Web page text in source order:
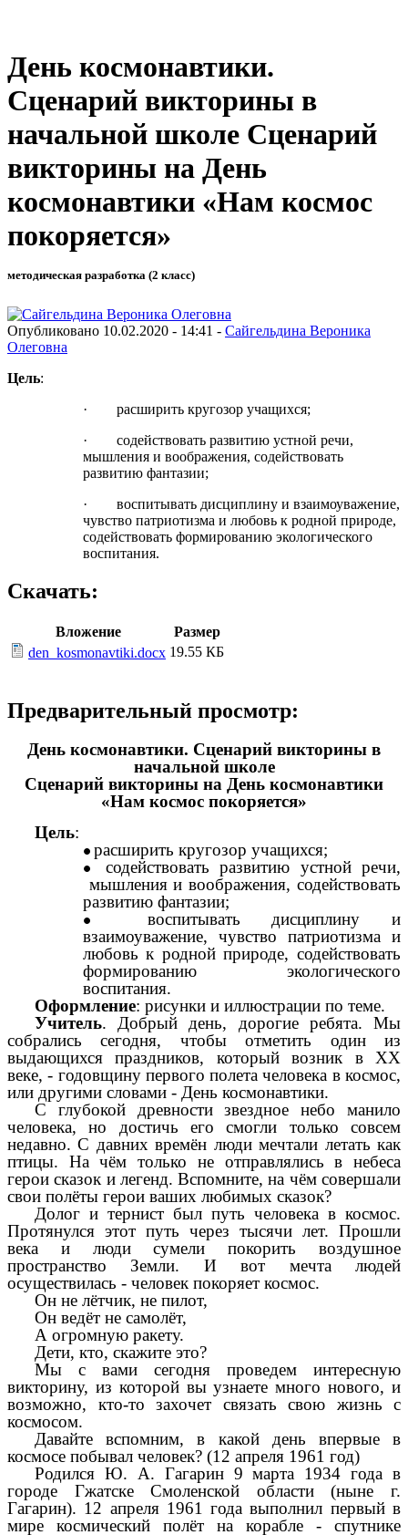
День космонавтики.
Сценарий викторины в
начальной школе Сценарий
викторины на День
космонавтики «Нам космос
покоряется»
методическая разработка (2 класс)
Опубликовано 10.02.2020 - 14:41 - Сайгельдина Вероника
Олеговна
Цель:
· расширить кругозор учащихся;
· содействовать развитию устной речи,
мышления и воображения, содействовать
развитию фантазии;
· воспитывать дисциплину и взаимоуважение,
чувство патриотизма и любовь к родной природе,
содействовать формированию экологического
воспитания.
Скачать:
Вложение
Размер
den_kosmonavtiki.docx 19.55 КБ
Предварительный просмотр:
День космонавтики. Сценарий викторины в
начальной школе
Сценарий викторины на День космонавтики
«Нам космос покоряется»
Цель:
расширить кругозор учащихся;
содействовать развитию устной речи,
мышления и воображения, содействовать
развитию фантазии;
воспитывать дисциплину и
взаимоуважение, чувство патриотизма и
любовь к родной природе, содействовать
формированию экологического
воспитания.
Оформление: рисунки и иллюстрации по теме.
Учитель. Добрый день, дорогие ребята. Мы
собрались сегодня, чтобы отметить один из
выдающихся праздников, который возник в XX
веке, - годовщину первого полета человека в космос,
или другими словами - День космонавтики.
С глубокой древности звездное небо манило
человека, но достичь его смогли только совсем
недавно. С давних времён люди мечтали летать как
птицы. На чём только не отправлялись в небеса
герои сказок и легенд. Вспомните, на чём совершали
свои полёты герои ваших любимых сказок?
Долог и тернист был путь человека в космос.
Протянулся этот путь через тысячи лет. Прошли
века и люди сумели покорить воздушное
пространство Земли. И вот мечта людей
осуществилась - человек покоряет космос.
Он не лётчик, не пилот,
Он ведёт не самолёт,
А огромную ракету.
Дети, кто, скажите это?
Мы с вами сегодня проведем интересную
викторину, из которой вы узнаете много нового, и
возможно, кто-то захочет связать свою жизнь с
космосом.
Давайте вспомним, в какой день впервые в
космосе побывал человек? (12 апреля 1961 год)
Родился Ю. А. Гагарин 9 марта 1934 года в
городе Гжатске Смоленской области (ныне г.
Гагарин). 12 апреля 1961 года выполнил первый в
мире космический полёт на корабле - спутнике